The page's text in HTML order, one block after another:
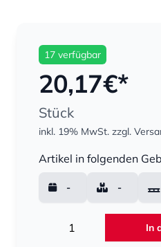
17 verfügbar
20,17€*
Stück
inkl. 19% MwSt. zzgl.
Artikel in folgenden
- -
In